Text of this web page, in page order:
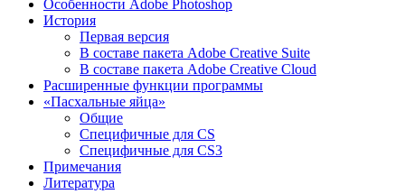
Особенности Adobe Photoshop
История
Первая версия
В составе пакета Adobe Creative Suite
В составе пакета Adobe Creative Cloud
Расширенные функции программы
«Пасхальные яйца»
Общие
Специфичные для CS
Специфичные для CS3
Примечания
Литература